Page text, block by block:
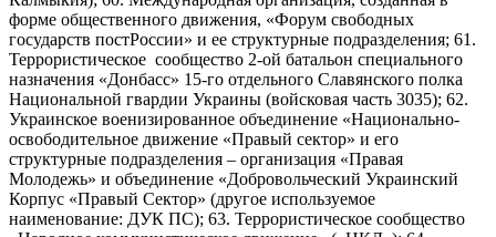
форме общественного движения, «Форум свободных
государств постРоссии» и ее структурные подразделения; 61.
Террористическое сообщество 2-ой батальон специального
назначения «Донбасс» 15-го отдельного Славянского полка
Национальной гвардии Украины (войсковая часть 3035); 62.
Украинское военизированное объединение «Национально-
освободительное движение «Правый сектор» и его
структурные подразделения – организация «Правая
Молодежь» и объединение «Добровольческий Украинский
Корпус «Правый Сектор» (другое используемое
наименование: ДУК ПС); 63. Террористическое сообщество